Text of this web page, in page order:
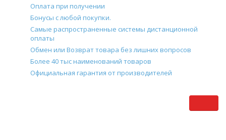
Оплата при получении
Бонусы с любой покупки.
Самые распространенные системы дистанционной
оплаты
Обмен или Возврат товара без лишних вопросов
Более 40 тыс наименований товаров
Официальная гарантия от производителей